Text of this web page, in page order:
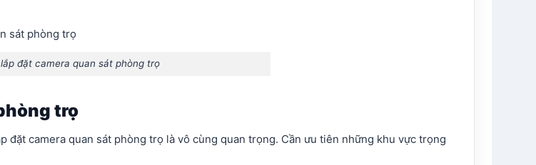
đặt camera quan sát phòng trọ
trọ
camera quan sát phòng trọ là vô cùng quan trọng. Cần ưu tiên những khu vực trọng